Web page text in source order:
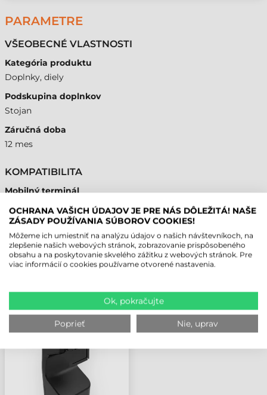
PARAMETRE
VŠEOBECNÉ VLASTNOSTI
Kategória produktu
Doplnky, diely
Podskupina doplnkov
Stojan
Záručná doba
12 mes
KOMPATIBILITA
Mobilný terminál
Áno
NAPOSLEDY PREZERANÉ PRODUKTY
ZEBRA STOJAN, K
TERMINÁLU KC50 POS
OCHRANA VAŠICH ÚDAJOV JE PRE NÁS DÔLEŽITÁ! NAŠE
ZÁSADY POUŽÍVANIA SÚBOROV COOKIES!
Môžeme ich umiestniť na analýzu údajov o našich návštevníkoch, na
zlepšenie našich webových stránok, zobrazovanie prispôsobeného
obsahu a na poskytovanie skvelého zážitku z webových stránok. Pre
viac informácií o cookies používame otvorené nastavenia.
Ok, pokračujte
Poprieť Nie, uprav